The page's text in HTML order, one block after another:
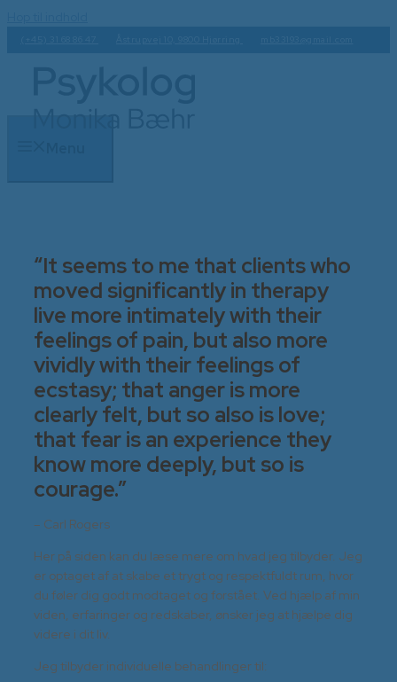
“It seems to me that clients who
moved significantly in therapy
live more intimately with their
feelings of pain, but also more
vividly with their feelings of
ecstasy; that anger is more
clearly felt, but so also is love;
that fear is an experience they
know more deeply, but so is
courage.”
– Carl Rogers
Her på siden kan du læse mere om hvad jeg tilbyder. Jeg
er optaget af at skabe et trygt og respektfuldt rum, hvor
du føler dig godt modtaget og forstået. Ved hjælp af min
viden, erfaringer og redskaber, ønsker jeg at hjælpe dig
videre i dit liv.
Jeg tilbyder individuelle behandlinger til: